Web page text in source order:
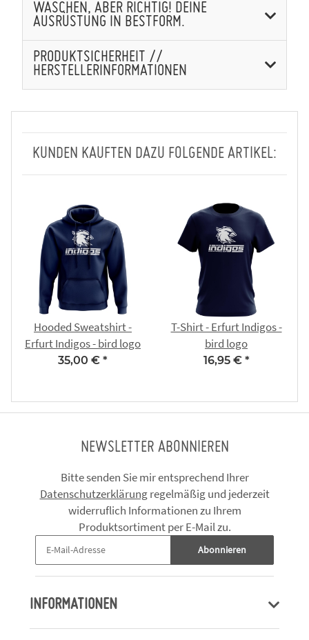
WASCHEN, ABER RICHTIG! DEINE
AUSRÜSTUNG IN BESTFORM.
PRODUKTSICHERHEIT //
HERSTELLERINFORMATIONEN
KUNDEN KAUFTEN DAZU FOLGENDE ARTIKEL:
Hooded Sweatshirt -
Erfurt Indigos - bird logo
35,00 € *
T-Shirt - Erfurt Indigos -
bird logo
16,95 € *
NEWSLETTER ABONNIEREN
Bitte senden Sie mir entsprechend Ihrer
Datenschutzerklärungregelmäßig und jederzeit
widerruflich Informationen zu Ihrem
Produktsortiment per E-Mail zu.
Abonnieren
INFORMATIONEN